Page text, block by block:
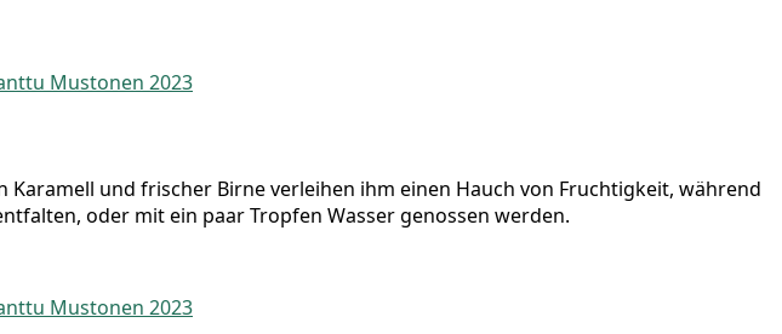
Kara­mell und fri­scher Bir­ne ver­lei­hen ihm einen Hauch von Fruch­tig­keit, wäh­rend
oder mit ein paar Trop­fen Was­ser genos­sen werden.